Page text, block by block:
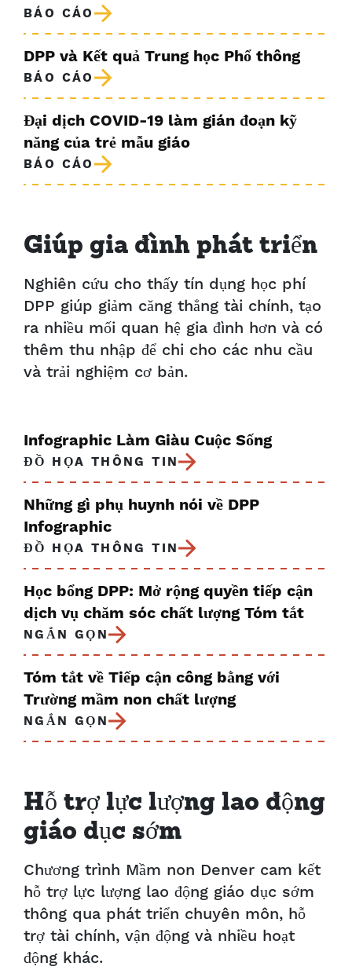
BÁO CÁO
DPP và Kết quả Trung học Phổ thông
BÁO CÁO
Đại dịch COVID-19 làm gián đoạn kỹ
năng của trẻ mẫu giáo
BÁO CÁO
Giúp gia đình phát triển
Nghiên cứu cho thấy tín dụng học phí
DPP giúp giảm căng thẳng tài chính, tạo
ra nhiều mối quan hệ gia đình hơn và có
thêm thu nhập để chi cho các nhu cầu
và trải nghiệm cơ bản.
Infographic Làm Giàu Cuộc Sống
ĐỒ HỌA THÔNG TIN
Những gì phụ huynh nói về DPP
Infographic
ĐỒ HỌA THÔNG TIN
Học bổng DPP: Mở rộng quyền tiếp cận
dịch vụ chăm sóc chất lượng Tóm tắt
NGẮN GỌN
Tóm tắt về Tiếp cận công bằng với
Trường mầm non chất lượng
NGẮN GỌN
Hỗ trợ lực lượng lao động
giáo dục sớm
Chương trình Mầm non Denver cam kết
hỗ trợ lực lượng lao động giáo dục sớm
thông qua phát triển chuyên môn, hỗ
trợ tài chính, vận động và nhiều hoạt
động khác.